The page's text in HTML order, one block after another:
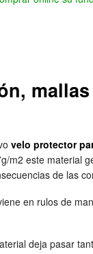
velo protector
m2 este material
de las
en rulos de
deja pasar